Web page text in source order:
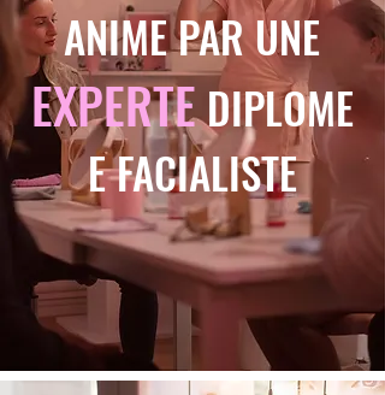
ANIME PAR UNE
EXPERTEDIPLOME
E FACIALISTE